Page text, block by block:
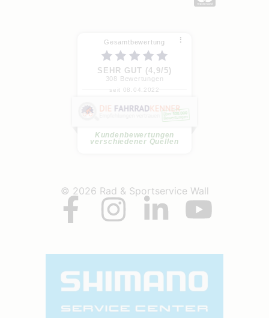
Gesamtbewertung ⠇
SEHR GUT (4,9/5)
308 Bewertungen
seit 08.04.2022
Kundenbewertungen
verschiedener Quellen
P. S.
Meine Frau und ich haben jeweils
© 2026 Rad & Sportservice Wall